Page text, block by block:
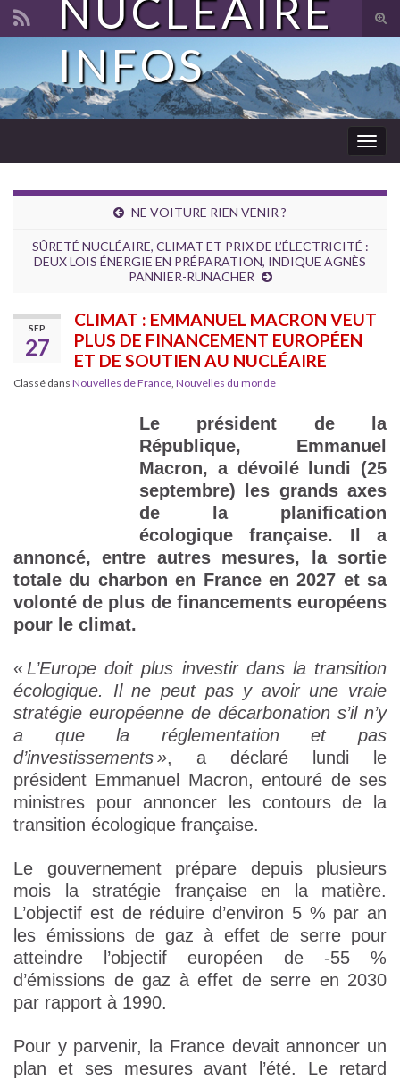
Search for:
NUCLÉAIRE
INFOS
NE VOITURE RIEN VENIR ?
SÛRETÉ NUCLÉAIRE, CLIMAT ET PRIX DE L’ÉLECTRICITÉ :
DEUX LOIS ÉNERGIE EN PRÉPARATION, INDIQUE AGNÈS
PANNIER-RUNACHER
SEP
27
CLIMAT : EMMANUEL MACRON VEUT
PLUS DE FINANCEMENT EUROPÉEN
ET DE SOUTIEN AU NUCLÉAIRE
Classé dans Nouvelles de France, Nouvelles du monde
Le président de la
République, Emmanuel
Macron, a dévoilé lundi (25
septembre) les grands axes
de la planification
écologique française. Il a
annoncé, entre autres mesures, la sortie
totale du charbon en France en 2027 et sa
volonté de plus de financements européens
pour le climat.
« L’Europe doit plus investir dans la transition
écologique. Il ne peut pas y avoir une vraie
stratégie européenne de décarbonation s’il n’y
a que la réglementation et pas
d’investissements », a déclaré lundi le
président Emmanuel Macron, entouré de ses
ministres pour annoncer les contours de la
transition écologique française.
Le gouvernement prépare depuis plusieurs
mois la stratégie française en la matière.
L’objectif est de réduire d’environ 5 % par an
les émissions de gaz à effet de serre pour
atteindre l’objectif européen de -55 %
d’émissions de gaz à effet de serre en 2030
par rapport à 1990.
Pour y parvenir, la France devait annoncer un
plan et ses mesures avant l’été. Le retard